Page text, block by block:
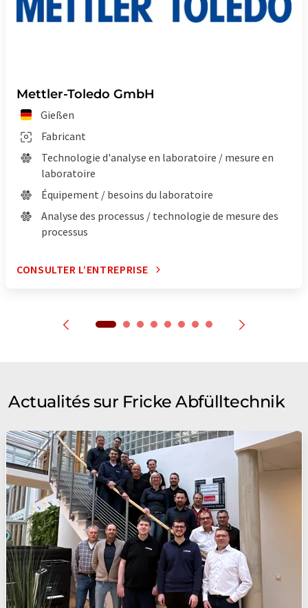
Mettler-Toledo GmbH
Gießen
Fabricant
Technologie d'analyse en laboratoire / mesure en
laboratoire
Équipement / besoins du laboratoire
Analyse des processus / technologie de mesure des
processus
CONSULTER L’ENTREPRISE
Actualités sur Fricke Abfülltechnik